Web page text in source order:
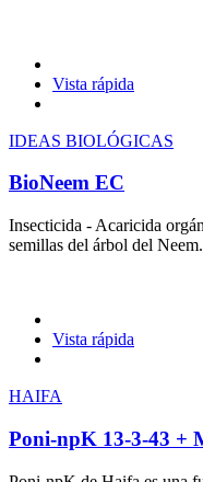
Vista rápida
IDEAS BIOLÓGICAS
BioNeem EC
Insecticida - Acaricida
semillas del árbol del Neem.
Vista rápida
HAIFA
Poni-npK 13-3-43 +